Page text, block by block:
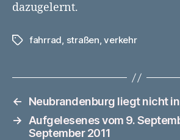
dazugelernt.
Schlagwörter
fahrrad, straßen,verkehr
←
Neubrandenburg liegt nicht
→
Aufgelesenes vom 9.
September 2011